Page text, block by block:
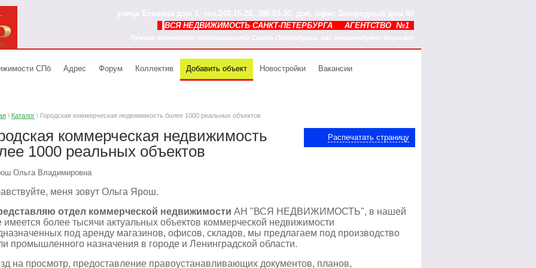
улица Есенина дом 1, тел.242-16-28, 386-03-30, доп. офис Загородный дом 60
ВСЯ НЕДВИЖИМОСТЬ САНКТ-ПЕТЕРБУРГА АГЕНТСТВО №1
Лучшее агентство недвижимости Санкт-Петербурга, нас рекомендуют друзьям!
СПб Адрес Форум Коллектив Добавить объект Новостройки Вакансии
\ Каталог \ Городская коммерческая недвижимость более 1000 реальных объектов
Распечатать страницу
коммерческая недвижимость
1000 реальных объектов
меня зовут Ольга Ярош.
отдел коммерческой недвижимости АН "ВСЯ НЕДВИЖИМОСТЬ", в нашей
имеется более тысячи актуальных объектов коммерческой недвижимости
под аренду магазинов, офисов, складов, мы предлагаем под производство
промышленного назначения в городе и Ленинградской области.
на просмотр, предоставление правоустанавливающих документов, планов,